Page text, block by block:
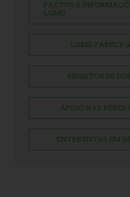
FACTOS E
LGMD
LGMD FAMILY
REGISTOS DE
APOIO NAS REDES
ENTREVISTAS EM